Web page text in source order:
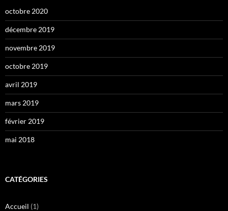
octobre 2020
décembre 2019
novembre 2019
octobre 2019
avril 2019
mars 2019
février 2019
mai 2018
CATÉGORIES
Accueil (1)